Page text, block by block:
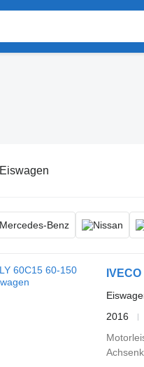
Eiswagen
2016